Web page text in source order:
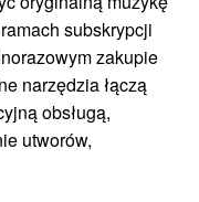
subskrypcji
zakupie
narzędzia łączą
obsługą,
utworów,